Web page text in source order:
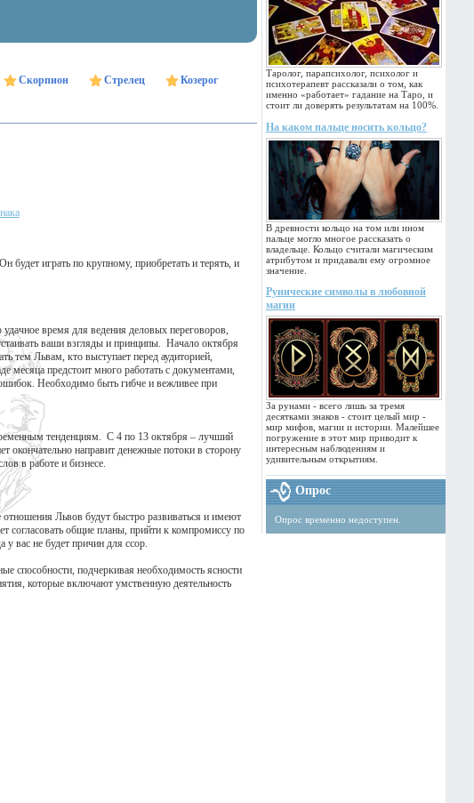
Таролог, парапсихолог, психолог и
психотерапевт рассказали о том, как
именно «работает» гадание на Таро, и
стоит ли доверять результатам на 100%.
На каком пальце носить кольцо?
В древности кольцо на том или ином
пальце могло многое рассказать о
владельце. Кольцо считали магическим
атрибутом и придавали ему огромное
значение.
Рунические символы в любовной
магии
За рунами - всего лишь за тремя
десятками знаков - стоит целый мир -
мир мифов, магии и истории. Малейшее
погружение в этот мир приводит к
интересным наблюдениям и
удивительным открытиям.
Опрос
Опрос временно недоступен.
Скорпион Стрелец
Козерог
будет играть по крупному, приобретать и терять, и
время для ведения деловых переговоров,
ваши взгляды и принципы. Начало октября
тем Львам, кто выступает перед аудиторией,
месяца предстоит много работать с документами,
Необходимо быть гибче и вежливее при
тенденциям. С 4 по 13 октября – лучший
окончательно направит денежные потоки в сторону
в работе и бизнесе.
отношения Львов будут быстро развиваться и имеют
согласовать общие планы, прийти к компромиссу по
вас не будет причин для ссор.
способности, подчеркивая необходимость ясности
которые включают умственную деятельность